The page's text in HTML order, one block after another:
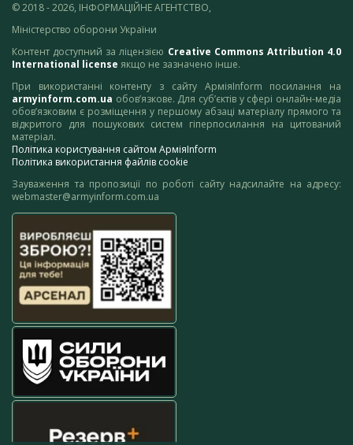
© 2018 - 2026, ІНФОРМАЦІЙНЕ АГЕНТСТВО,
Міністерство оборони України
Контент доступний за ліцензією Creative Commons Attribution 4.0
International license якщо не зазначено інше.
При використанні контенту з сайту АрміяInform посилання на
armyinform.com.ua обов’язкове. Для суб’єктів у сфері онлайн-медіа
обов’язковим є розміщення у першому абзаці матеріалу прямого та
відкритого для пошукових систем гіперпосилання на цитований
матеріал.
Політика користування сайтом АрміяInform
Політика використання файлів cookie
Зауваження та пропозиції по роботі сайту надсилайте на адресу:
webmaster@armyinform.com.ua